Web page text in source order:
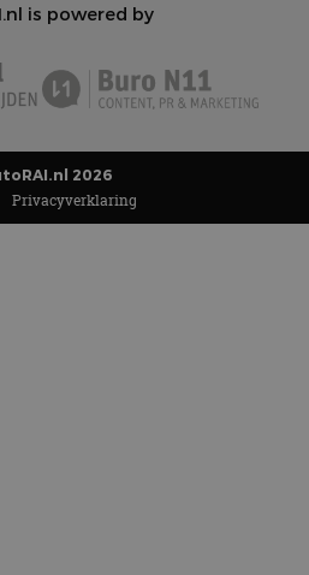
is powered by
2026
Privacyverklaring